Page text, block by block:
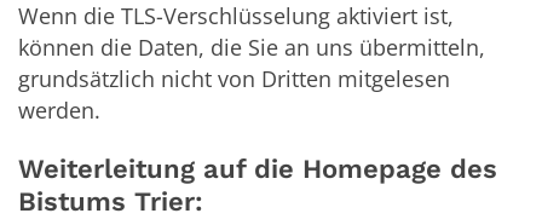
Wenn die TLS-Verschlüsselung aktiviert ist,
können die Daten, die Sie an uns übermitteln,
grundsätzlich nicht von Dritten mitgelesen
werden.
Weiterleitung auf die Homepage des
Bistums Trier: